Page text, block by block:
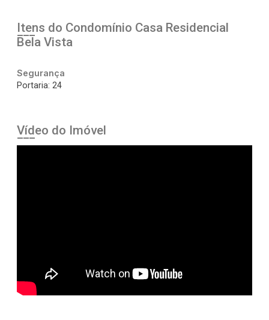
Itens do Condomínio Casa Residencial
Bela Vista
Segurança
Portaria: 24
Vídeo do Imóvel